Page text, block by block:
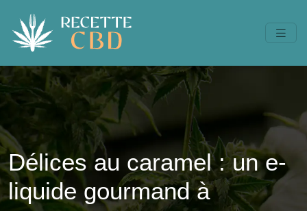
Délices au caramel : un e-
liquide gourmand à